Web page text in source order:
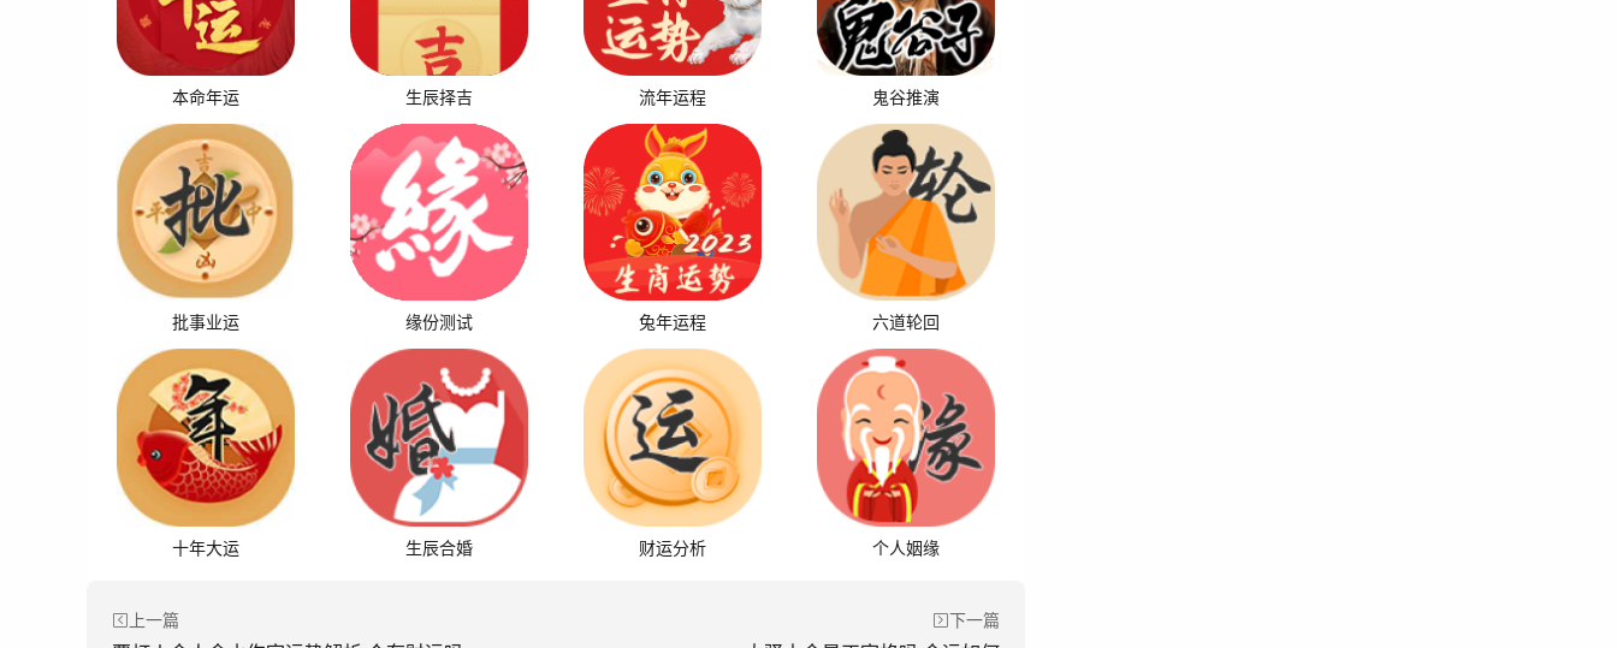
本命年运 生辰择吉 流年运程 鬼谷推演
批事业运 缘份测试 兔年运程 六道轮回
十年大运 生辰合婚 财运分析 个人姻缘
上一篇 下一篇